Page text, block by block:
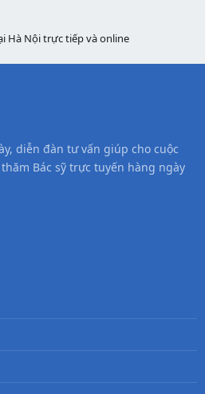
Hà Nội trực tiếp và online
diễn đàn tư vấn giúp cho cuộc
Bác sỹ trực tuyến hàng ngày